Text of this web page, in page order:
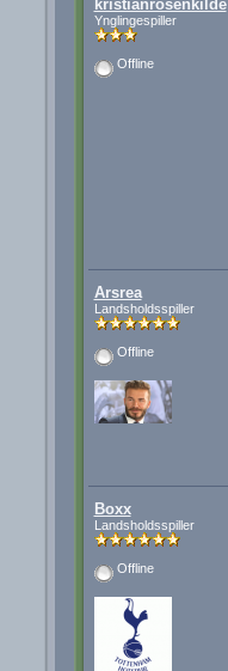
kristianrosenkilde
Ynglingespiller
Offline
Arsrea
Landsholdsspiller
Offline
Boxx
Landsholdsspiller
Offline